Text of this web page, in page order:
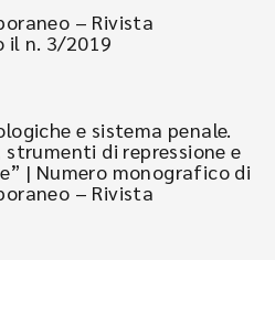
– Rivista
il n. 3/2019
e sistema penale.
di repressione e
| Numero monografico di
– Rivista